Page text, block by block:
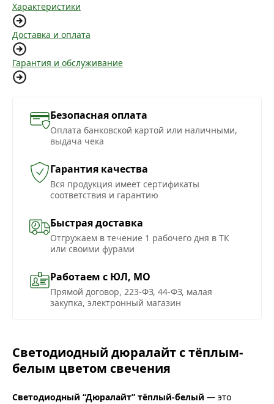
Характеристики
Доставка и оплата
Гарантия и обслуживание
Безопасная оплата
Оплата банковской картой или наличными,
выдача чека
Гарантия качества
Вся продукция имеет сертификаты
соответствия и гарантию
Быстрая доставка
Отгружаем в течение 1 рабочего дня в ТК
или своими фурами
Работаем с ЮЛ, МО
Прямой договор, 223-ФЗ, 44-ФЗ, малая
закупка, электронный магазин
Светодиодный дюралайт с тёплым-
белым цветом свечения
Светодиодный “Дюралайт” тёплый-белый — это